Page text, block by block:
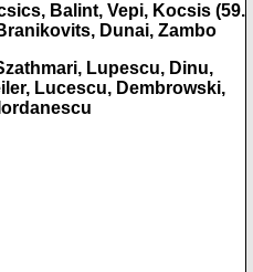
Balint, Vepi, Kocsis (59.
Dunai, Zambo
Lupescu, Dinu,
Lucescu, Dembrowski,